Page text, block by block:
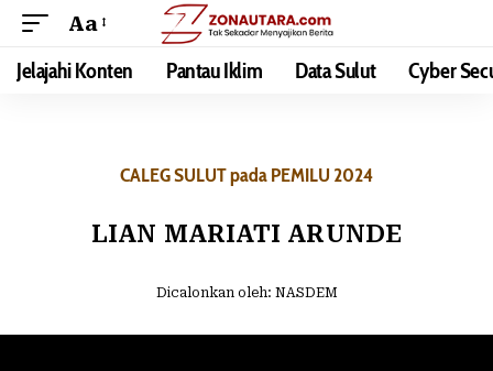
Aa
Jelajahi Konten Pantau Iklim Data Sulut Cyber
CALEG SULUT pada PEMILU 2024
LIAN MARIATI ARUNDE
Dicalonkan oleh: NASDEM